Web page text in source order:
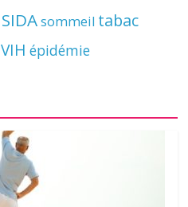
SIDAsommeil tabac
VIH épidémie